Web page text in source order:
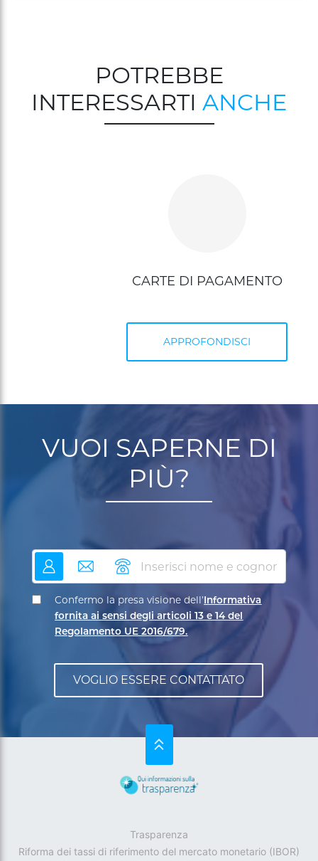
POTREBBE
INTERESSARTI ANCHE
CARTE DI PAGAMENTO
APPROFONDISCI
VUOI SAPERNE DI
PIÙ?
nome email telefono
Confermo la presa visione dell’ Informativa
fornita ai sensi degli articoli 13 e 14 del
Regolamento UE 2016/679.
SU
Trasparenza
Riforma dei tassi di riferimento del mercato monetario (IBOR)